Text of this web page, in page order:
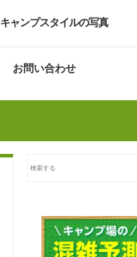
キャンプスタイルの写真
お問い合わせ